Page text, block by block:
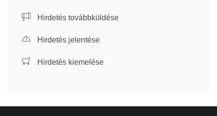
Hirdetés továbbküldése
Hirdetés jelentése
Hirdetés kiemelése